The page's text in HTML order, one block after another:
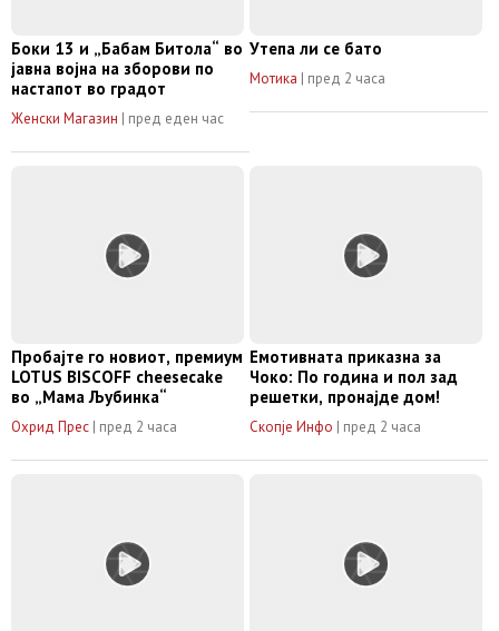
Боки 13 и „Бабам Битола“ во
јавна војна на зборови по
настапот во градот
Женски Магазин | пред еден час
Утепа ли се бато
Мотика | пред 2 часа
Пробајте го новиот, премиум
LOTUS BISCOFF cheesecake
во „Мама Љубинка“
Охрид Прес | пред 2 часа
Емотивната приказна за
Чоко: По година и пол зад
решетки, пронајде дом!
Скопје Инфо | пред 2 часа